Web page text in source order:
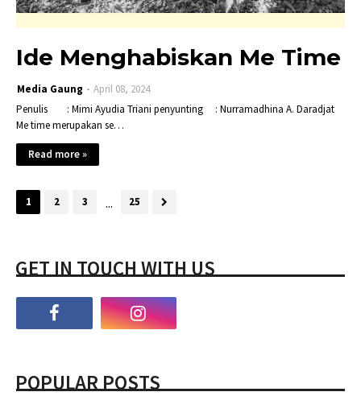
Ide Menghabiskan Me Time
Media Gaung
April 08, 2024
Penulis : Mimi Ayudia Triani penyunting : Nurramadhina A. Daradjat
Me time merupakan se…
Read more »
1 2 3 ... 25
GET IN TOUCH WITH US
POPULAR POSTS